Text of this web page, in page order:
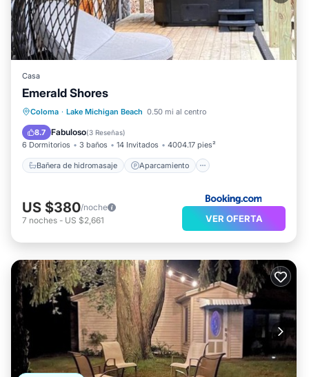
Casa
Emerald Shores
Coloma · Lake Michigan Beach 0.50 mi al centro
8.7 Fabuloso(3 Reseñas)
6 Dormitorios 3 baños 14 Invitados 4004.17 pies²
Bañera de hidromasaje Aparcamiento
Bañera de hidromasaje
Aparcamiento
Aire acondicionado
US $380/noche
7 noches - US $2,661 VER OFERTA